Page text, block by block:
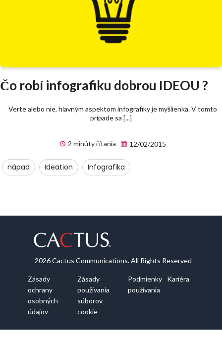
Čo robí infografiku dobrou IDEOU ?
Verte alebo nie, hlavným aspektom infografiky je myšlienka. V tomto
prípade sa [...]
2 minúty čítania 12/02/2015
nápad Ideation Infografika
2026 Cactus Communications. All Rights Reserved
Zásady
ochrany
osobných
údajov
Zásady
používania
súborov
cookie
Podmienky
používania
Kariéra